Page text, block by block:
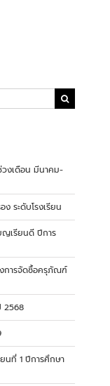
วงเดือน มีนาคม-
ระดับโรงเรียน
ญเรียนดี ปีการ
งการจัดซื้อครุภัณฑ์
2568
นที่ 1 ปีการศึกษา